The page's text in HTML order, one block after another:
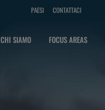
PAESI CONTATTACI
CHI SIAMO FOCUS AREAS